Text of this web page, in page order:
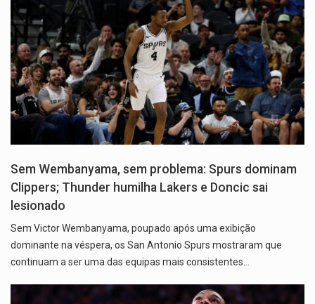
Sem Wembanyama, sem problema: Spurs dominam
Clippers; Thunder humilha Lakers e Doncic sai
lesionado
Sem Victor Wembanyama, poupado após uma exibição
dominante na véspera, os San Antonio Spurs mostraram que
continuam a ser uma das equipas mais consistentes…